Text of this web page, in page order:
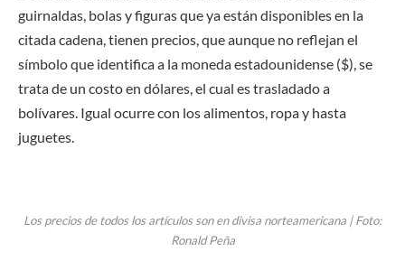
guirnaldas, bolas y figuras que ya están disponibles en la
citada cadena, tienen precios, que aunque no reflejan el
símbolo que identifica a la moneda estadounidense ($), se
trata de un costo en dólares, el cual es trasladado a
bolívares. Igual ocurre con los alimentos, ropa y hasta
juguetes.
Los precios de todos los artículos son en divisa norteamericana | Foto:
Ronald Peña